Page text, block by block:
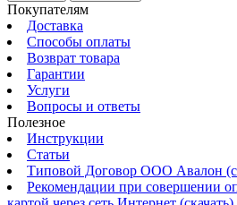
Покупателям
Доставка
Способы оплаты
Возврат товара
Гарантии
Услуги
Вопросы и ответы
Полезное
Инструкции
Статьи
Типовой Договор ООО Авалон
Рекомендации при совершении